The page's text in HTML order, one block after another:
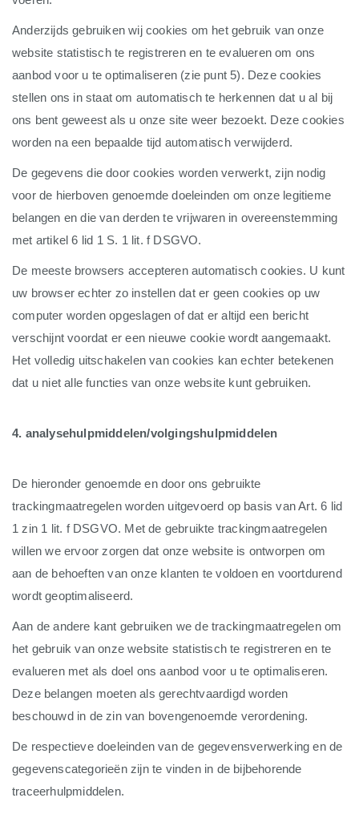
Anderzijds gebruiken wij cookies om het gebruik van onze
website statistisch te registreren en te evalueren om ons
aanbod voor u te optimaliseren (zie punt 5). Deze cookies
stellen ons in staat om automatisch te herkennen dat u al bij
ons bent geweest als u onze site weer bezoekt. Deze cookies
worden na een bepaalde tijd automatisch verwijderd.
De gegevens die door cookies worden verwerkt, zijn nodig
voor de hierboven genoemde doeleinden om onze legitieme
belangen en die van derden te vrijwaren in overeenstemming
met artikel 6 lid 1 S. 1 lit. f DSGVO.
De meeste browsers accepteren automatisch cookies. U kunt
uw browser echter zo instellen dat er geen cookies op uw
computer worden opgeslagen of dat er altijd een bericht
verschijnt voordat er een nieuwe cookie wordt aangemaakt.
Het volledig uitschakelen van cookies kan echter betekenen
dat u niet alle functies van onze website kunt gebruiken.
4. analysehulpmiddelen/volgingshulpmiddelen
De hieronder genoemde en door ons gebruikte
trackingmaatregelen worden uitgevoerd op basis van Art. 6 lid
1 zin 1 lit. f DSGVO. Met de gebruikte trackingmaatregelen
willen we ervoor zorgen dat onze website is ontworpen om
aan de behoeften van onze klanten te voldoen en voortdurend
wordt geoptimaliseerd.
Aan de andere kant gebruiken we de trackingmaatregelen om
het gebruik van onze website statistisch te registreren en te
evalueren met als doel ons aanbod voor u te optimaliseren.
Deze belangen moeten als gerechtvaardigd worden
beschouwd in de zin van bovengenoemde verordening.
De respectieve doeleinden van de gegevensverwerking en de
gegevenscategorieën zijn te vinden in de bijbehorende
traceerhulpmiddelen.